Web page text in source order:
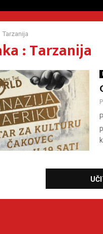
Tarzanija
: Tarzanija